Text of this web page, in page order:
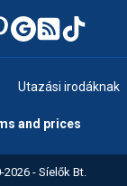
Utazási irodáknak
and prices
- Síelők Bt.